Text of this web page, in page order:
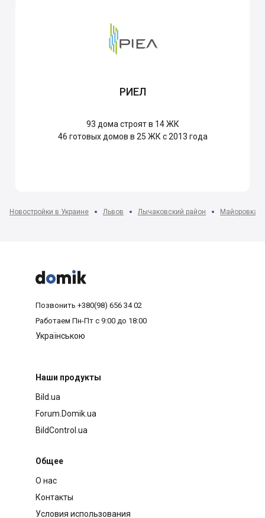
РИЕЛ
93 дома строят в 14 ЖК
46 готовых домов в 25 ЖК с 2013 года
Новостройки в Украине Львов Лычаковский район Майоровка



Позвонить +380(98) 656 34 02
Работаем Пн-Пт с 9:00 до 18:00
Українською
Наши продукты
Bild.ua
Forum.Domik.ua
BildControl.ua
Общее
О нас
Контакты
Условия использования